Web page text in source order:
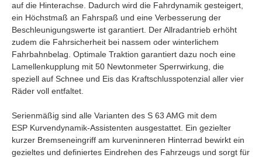
auf die Hinterachse. Dadurch wird die Fahrdynamik gesteigert,
ein Höchstmaß an Fahrspaß und eine Verbesserung der
Beschleunigungswerte ist garantiert. Der Allradantrieb erhöht
zudem die Fahrsicherheit bei nassem oder winterlichem
Fahrbahnbelag. Optimale Traktion garantiert dazu noch eine
Lamellenkupplung mit 50 Newtonmeter Sperrwirkung, die
speziell auf Schnee und Eis das Kraftschlusspotenzial aller vier
Räder voll entfaltet.
Serienmäßig sind alle Varianten des S 63 AMG mit dem
ESP Kurvendynamik-Assistenten ausgestattet. Ein gezielter
kurzer Bremseneingriff am kurveninneren Hinterrad bewirkt ein
gezieltes und definiertes Eindrehen des Fahrzeugs und sorgt für